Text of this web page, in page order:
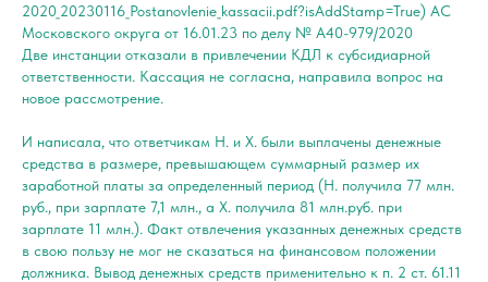
2020_20230116_Postanovlenie_kassacii.pdf?isAddStamp=True) АС
Московского округа от 16.01.23 по делу № А40-979/2020
Две инстанции отказали в привлечении КДЛ к субсидиарной
ответственности. Кассация не согласна, направила вопрос на
новое рассмотрение.
И написала, что ответчикам Н. и Х. были выплачены денежные
средства в размере, превышающем суммарный размер их
заработной платы за определенный период (Н. получила 77 млн.
руб., при зарплате 7,1 млн., а Х. получила 81 млн.руб. при
зарплате 11 млн.). Факт отвлечения указанных денежных средств
в свою пользу не мог не сказаться на финансовом положении
должника. Вывод денежных средств применительно к п. 2 ст. 61.11